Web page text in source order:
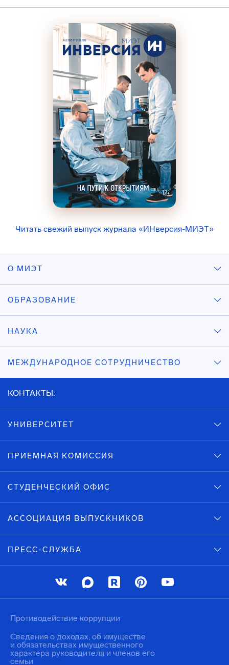
Читать свежий выпуск журнала «ИНверсия-МИЭТ»
О МИЭТ
ОБРАЗОВАНИЕ
НАУКА
МЕЖДУНАРОДНОЕ СОТРУДНИЧЕСТВО
КОНТАКТЫ:
УНИВЕРСИТЕТ
ПРИЕМНАЯ КОМИССИЯ
СТУДЕНЧЕСКИЙ ОФИС
АССОЦИАЦИЯ ВЫПУСКНИКОВ
ПРЕСС-СЛУЖБА
Противодействие коррупции
Сведения о доходах, об имуществе
и обязательствах имущественного
характера руководителя и членов его
семьи